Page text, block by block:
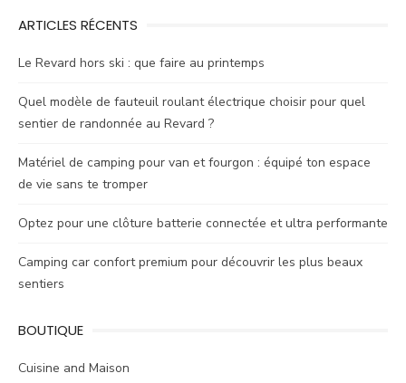
ARTICLES RÉCENTS
Le Revard hors ski : que faire au printemps
Quel modèle de fauteuil roulant électrique choisir pour quel
sentier de randonnée au Revard ?
Matériel de camping pour van et fourgon : équipé ton espace
de vie sans te tromper
Optez pour une clôture batterie connectée et ultra performante
Camping car confort premium pour découvrir les plus beaux
sentiers
BOUTIQUE
Cuisine and Maison